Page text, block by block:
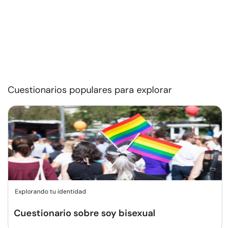
Cuestionarios populares para explorar
Explorando tu identidad
Cuestionario sobre soy bisexual